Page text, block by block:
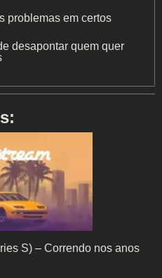
problemas em certos
desapontar quem quer
S) – Correndo nos anos